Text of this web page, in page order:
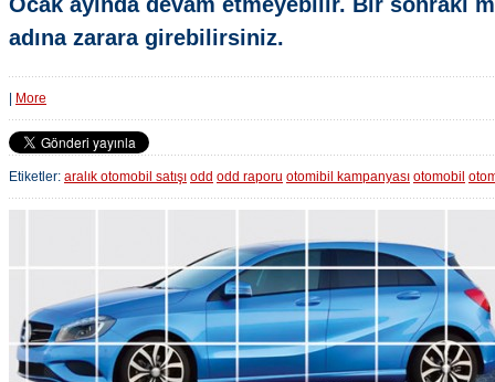
adına zarara girebilirsiniz.
More
Etiketler: aralık otomobil satışı odd odd raporu otomibil kampanyası otomobil